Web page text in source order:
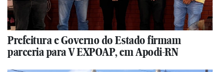
Prefeitura e Governo do Estado firmam
parceria para V EXPOAP, em Apodi-RN